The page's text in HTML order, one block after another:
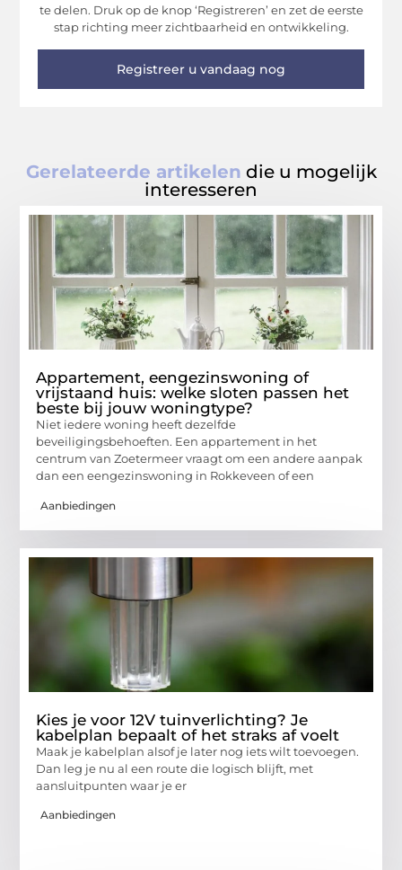
te delen. Druk op de knop ‘Registreren’ en zet de eerste
stap richting meer zichtbaarheid en ontwikkeling.
Registreer u vandaag nog
Gerelateerde artikelen die u mogelijk
interesseren
Appartement, eengezinswoning of
vrijstaand huis: welke sloten passen het
beste bij jouw woningtype?
Niet iedere woning heeft dezelfde
beveiligingsbehoeften. Een appartement in het
centrum van Zoetermeer vraagt om een andere aanpak
dan een eengezinswoning in Rokkeveen of een
Aanbiedingen
Kies je voor 12V tuinverlichting? Je
kabelplan bepaalt of het straks af voelt
Maak je kabelplan alsof je later nog iets wilt toevoegen.
Dan leg je nu al een route die logisch blijft, met
aansluitpunten waar je er
Aanbiedingen